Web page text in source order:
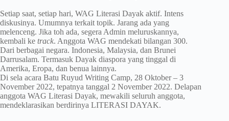
Setiap saat, setiap hari, WAG Literasi Dayak aktif. Intens
diskusinya. Umumnya terkait topik. Jarang ada yang
melenceng. Jika toh ada, segera Admin meluruskannya,
kembali ke track. Anggota WAG mendekati bilangan 300.
Dari berbagai negara. Indonesia, Malaysia, dan Brunei
Darrusalam. Termasuk Dayak diaspora yang tinggal di
Amerika, Eropa, dan benua lainnya.
Di sela acara Batu Ruyud Writing Camp, 28 Oktober – 3
November 2022, tepatnya tanggal 2 November 2022. Delapan
anggota WAG Literasi Dayak, mewakili seluruh anggota,
mendeklarasikan berdirinya LITERASI DAYAK.